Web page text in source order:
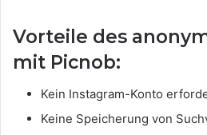
Vorteile des
mit Picnob:
Kein Instagram-Konto
Keine Speicherung von